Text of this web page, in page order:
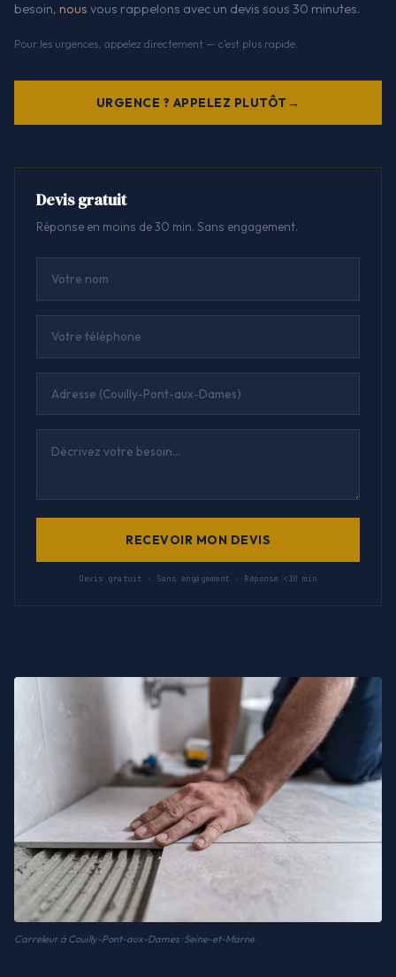
besoin, nous vous rappelons avec un devis sous 30 minutes.
Pour les urgences, appelez directement — c'est plus rapide.
URGENCE ? APPELEZ PLUTÔT
Devis gratuit
Réponse en moins de 30 min. Sans engagement.
RECEVOIR MON DEVIS
Devis gratuit · Sans engagement · Réponse <30 min
Carreleur à Couilly-Pont-aux-Dames · Seine-et-Marne